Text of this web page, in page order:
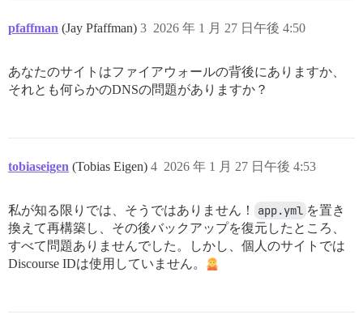
pfaffman (Jay Pfaffman) 2026 年 1 月 27 日午後 4:50
3
あなたのサイトはファイアウォールの背後にありますか、
それとも何らかのDNSの問題がありますか？
tobiaseigen (Tobias Eigen) 2026 年 1 月 27 日午後 4:53
4
私が知る限りでは、そうではありません！ app.yml を置き
換えて再構築し、その後バックアップを復元したところ、
すべて問題ありませんでした。しかし、個人のサイトでは
Discourse IDは使用していません。